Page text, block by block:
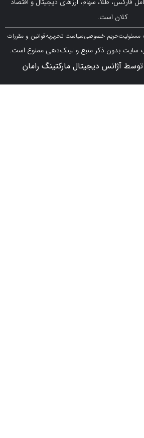
سهام، ارزهای دیجیتال و اقتصاد
خصوصیسیاست تحریریهقوانین و مقررات
ذکر منبع و لینک‌دهی ممنوع است.
مارکتینگ رامان